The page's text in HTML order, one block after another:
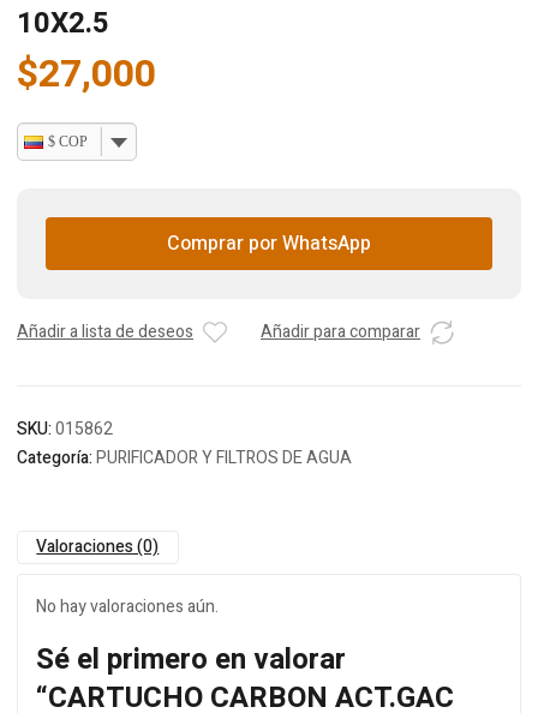
10X2.5
$27,000
$ COP
Comprar por WhatsApp
Añadir a lista de deseos Añadir para comparar
SKU:015862
Categoría:PURIFICADOR Y FILTROS DE AGUA
Valoraciones (0)
No hay valoraciones aún.
Sé el primero en valorar
“CARTUCHO CARBON ACT.GAC